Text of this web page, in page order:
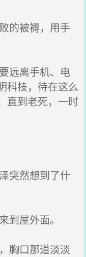
的被褥，用手
远离手机、电
科技，待在这么
直到老死，一时
突然想到了什
屋外面。
胸口那道淡淡